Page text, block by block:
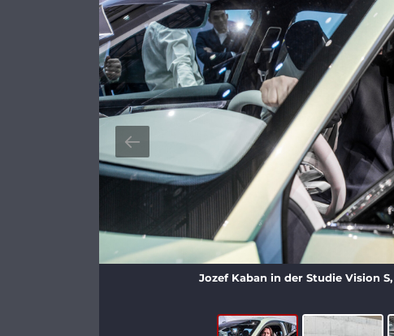
Jozef Kaban in der Studie Vision